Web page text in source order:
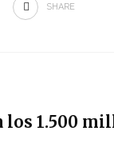
SHARE
los 1.500